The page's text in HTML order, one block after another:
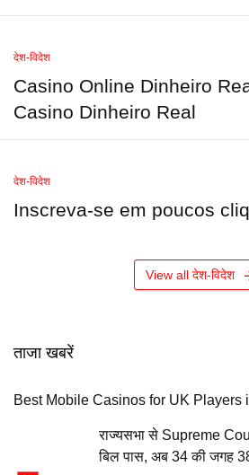
देश-विदेश
Casino Online Dinheiro
Casino Dinheiro Real
देश-विदेश
Inscreva-se em poucos
View all देश-विदेश
ताजा खबरें
Best Mobile Casinos for UK Players
राज्यसभा से Supreme
बिल पास, अब 34 की जगह